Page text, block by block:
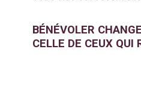
BÉNÉVOLER
CELLE DE CEUX QUI